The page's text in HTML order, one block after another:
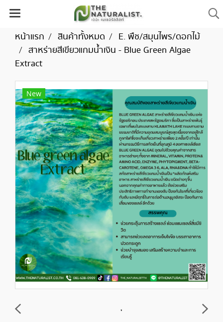
หน้าแรก สินค้าทั้งหมด
E. พืช/สมุนไพร/ดอกไม้
สาหร่ายสีเขียวแกมน้ำเงิน - Blue Green Algae
Extract
New